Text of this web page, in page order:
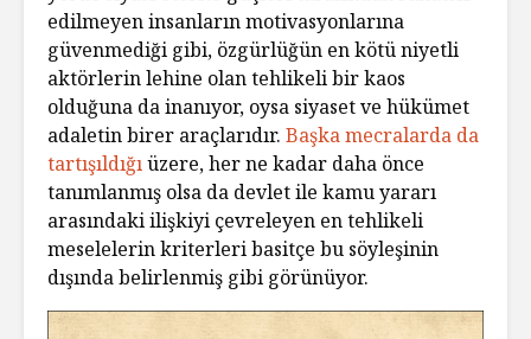
edilmeyen insanların motivasyonlarına
güvenmediği gibi, özgürlüğün en kötü niyetli
aktörlerin lehine olan tehlikeli bir kaos
olduğuna da inanıyor, oysa siyaset ve hükümet
adaletin birer araçlarıdır. Başka mecralarda da
tartışıldığıüzere, her ne kadar daha önce
tanımlanmış olsa da devlet ile kamu yararı
arasındaki ilişkiyi çevreleyen en tehlikeli
meselelerin kriterleri basitçe bu söyleşinin
dışında belirlenmiş gibi görünüyor.